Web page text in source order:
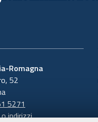
Romagna
52
5271
indirizzi